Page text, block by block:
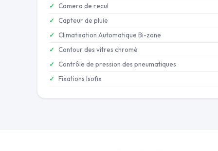
Camera de recul
Capteur de pluie
Climatisation Automatique Bi-zone
Contour des vitres chromé
Contrôle de pression des pneumatiques
Fixations Isofix